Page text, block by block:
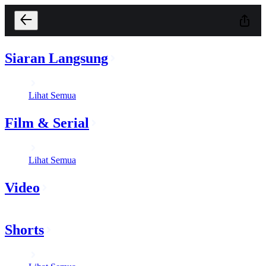
Siaran Langsung
Lihat Semua
Film & Serial
Lihat Semua
Video
Shorts